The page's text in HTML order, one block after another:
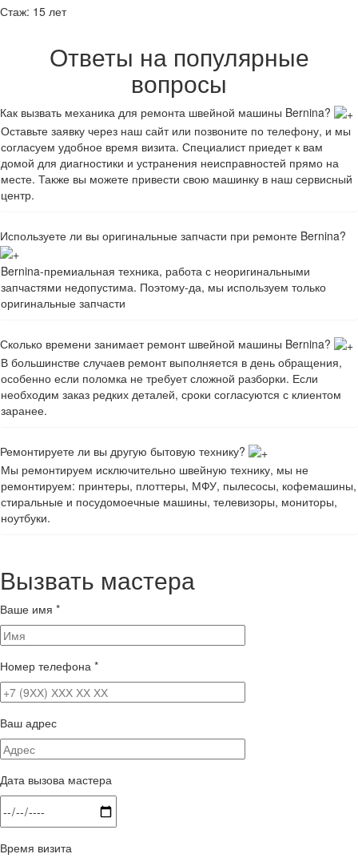
Стаж: 15 лет
Ответы на популярные
вопросы
Как вызвать механика для ремонта швейной машины Bernina?
Оставьте заявку через наш сайт или позвоните по телефону, и мы
согласуем удобное время визита. Специалист приедет к вам
домой для диагностики и устранения неисправностей прямо на
месте. Также вы можете привести свою машинку в наш сервисный
центр.
Используете ли вы оригинальные запчасти при ремонте Bernina?
Bernina-премиальная техника, работа с неоригинальными
запчастями недопустима. Поэтому-да, мы используем только
оригинальные запчасти
Сколько времени занимает ремонт швейной машины Bernina?
В большинстве случаев ремонт выполняется в день обращения,
особенно если поломка не требует сложной разборки. Если
необходим заказ редких деталей, сроки согласуются с клиентом
заранее.
Ремонтируете ли вы другую бытовую технику?
Мы ремонтируем исключительно швейную технику, мы не
ремонтируем: принтеры, плоттеры, МФУ, пылесосы, кофемашины,
стиральные и посудомоечные машины, телевизоры, мониторы,
ноутбуки.
Вызвать мастера
Ваше имя *
Номер телефона *
Ваш адрес
Дата вызова мастера
Время визита